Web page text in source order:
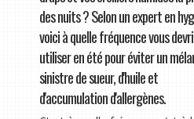
des nuits ? Selon un expert en
voici à quelle fréquence vous
utiliser en été pour éviter un
sinistre de sueur, d'huile et
d'accumulation d'allergènes.